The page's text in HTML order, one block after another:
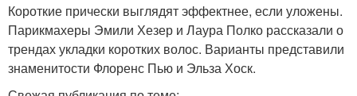
Короткие прически выглядят эффектнее, если уложены.
Парикмахеры Эмили Хезер и Лаура Полко рассказали о
трендах укладки коротких волос. Варианты представили
знаменитости Флоренс Пью и Эльза Хоск.